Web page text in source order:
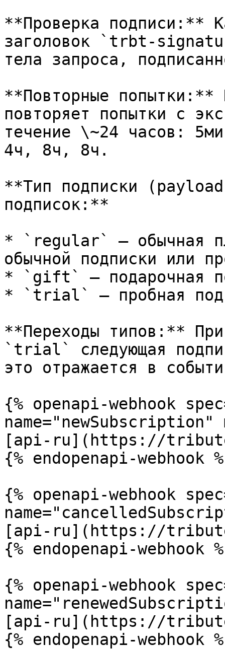
**Проверка подписи:**
заголовок `trbt-
тела запроса,
**Повторные попытки:**
повторяет попытки с
течение \~24 часов:
4ч, 8ч, 8ч.
**Тип подписки
подписок:**
* `regular` — обычная
обычной подписки или
* `gift` — подарочная
* `trial` — пробная
**Переходы типов:**
`trial` следующая
это отражается в
{% openapi-webhook
name="newSubscription"
[api-ru](https://
{% endopenapi-webhook
{% openapi-webhook
[api-ru](https://
{% endopenapi-webhook
{% openapi-webhook
[api-ru](https://
{% endopenapi-webhook